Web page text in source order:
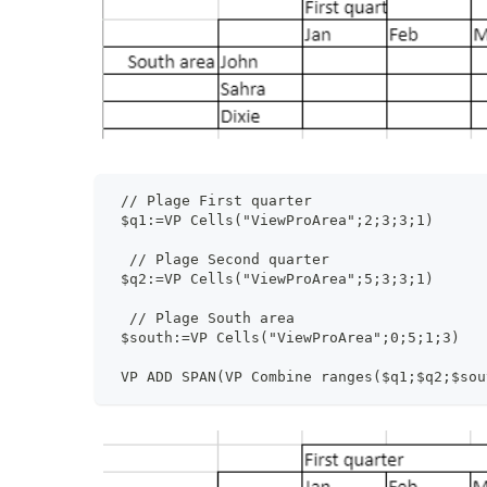
// Plage First quarter
$q1:=VP Cells("ViewProArea";2;3;3;1)
  // Plage Second quarter
$q2:=VP Cells("ViewProArea";5;3;3;1)
  // Plage South area
$south:=VP Cells("ViewProArea";0;5;1;3)
VP ADD SPAN(VP Combine